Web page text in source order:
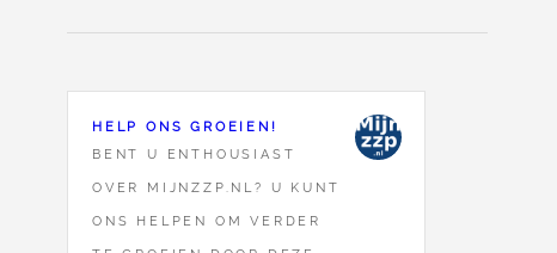
HELP ONS GROEIEN!
BENT U ENTHOUSIAST
OVER MIJNZZP.NL? U KUNT
ONS HELPEN OM VERDER